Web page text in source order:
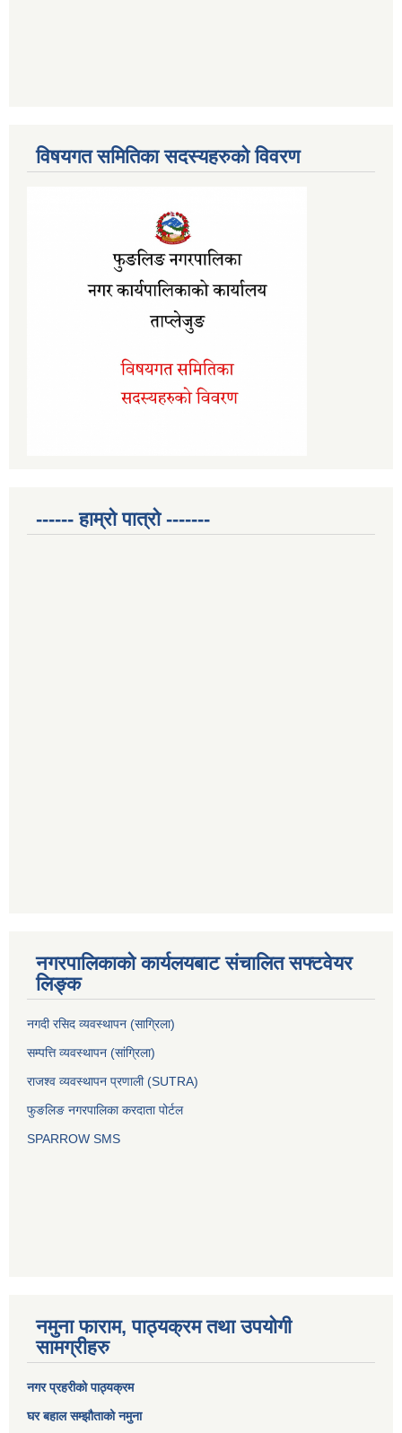
विषयगत समितिका सदस्यहरुको विवरण
------ हाम्रो पात्रो -------
नगरपालिकाको कार्यलयबाट संचालित सफ्टवेयर
लिङ्क
नगदी रसिद व्यवस्थापन (साग्रिला)
सम्पत्ति व्यवस्थापन (सांग्रिला)
राजश्व व्यवस्थापन प्रणाली (SUTRA)
फुङलिङ नगरपालिका करदाता पोर्टल
SPARROW SMS
नमुना फाराम, पाठ्यक्रम तथा उपयोगी
सामग्रीहरु
नगर प्रहरीको पाठ्यक्रम
घर बहाल सम्झौताको नमुना